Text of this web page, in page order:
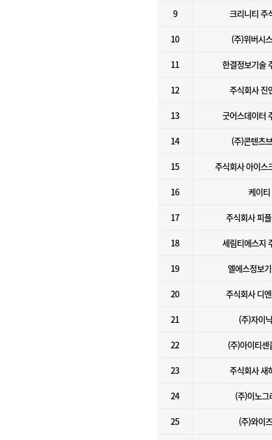
9 크리니티 주
10 (주)위버시
11 한결정보기술
12 주식회사 진
13 굿어스데이터
14 (주)콘텐츠
15 주식회사 아이스
16 케이티
17 주식회사 피
18 세림티에스지
19 엘에스정보
20 주식회사 디
21 (주)자이
22 (주)아이티센
23 주식회사 새
24 (주)이노그
25 (주)와이